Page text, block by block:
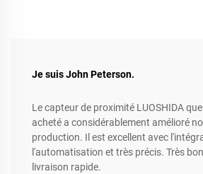
Je suis John Peterson.
Le capteur de proximité LUOSHIDA
acheté a considérablement amélioré
production. Il est excellent avec
l'automatisation et très précis. Très
livraison rapide.